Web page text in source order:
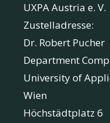
UXPA Austria e. V.
Zustelladresse:
Dr. Robert Pucher
Department
University of
Wien
Höchstädtplatz 6